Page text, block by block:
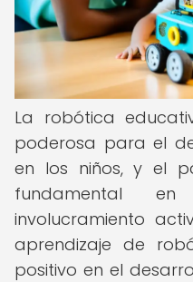
La robótica
poderosa para el
en los niños, y el
fundamental
involucramiento
aprendizaje de
positivo en el